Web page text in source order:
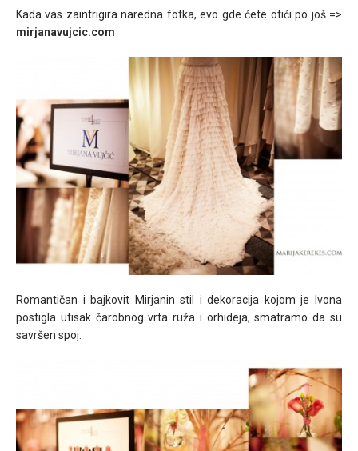
Kada vas zaintrigira naredna fotka, evo gde ćete otići po još =>
mirjanavujcic.com
Romantičan i bajkovit Mirjanin stil i dekoracija kojom je Ivona
postigla utisak čarobnog vrta ruža i orhideja, smatramo da su
savršen spoj.